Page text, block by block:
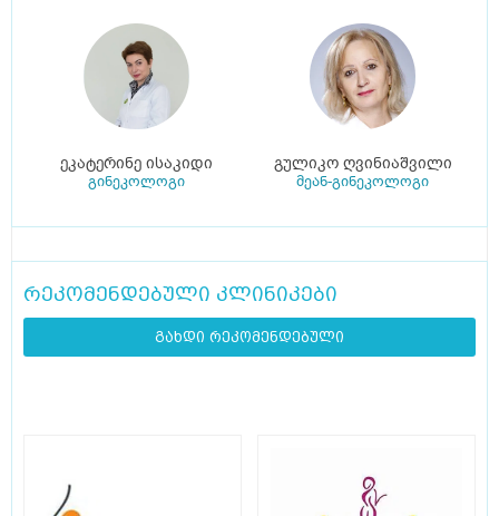
ეკატერინე ისაკიდი
გინეკოლოგი
გულიკო ღვინიაშვილი
მეან-გინეკოლოგი
რეკომენდებული კლინიკები
გახდი რეკომენდებული